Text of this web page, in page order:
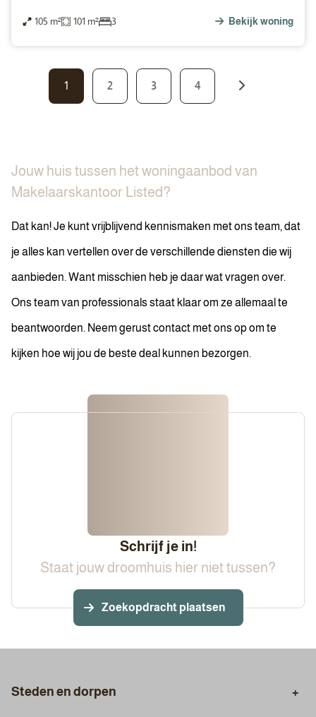
105 m² 101 m² 3 Bekijk woning
1 2 3 4
Jouw huis tussen het woningaanbod van
Makelaarskantoor Listed?
Dat kan! Je kunt vrijblijvend kennismaken met ons team, dat
je alles kan vertellen over de verschillende diensten die wij
aanbieden. Want misschien heb je daar wat vragen over.
Ons team van professionals staat klaar om ze allemaal te
beantwoorden. Neem gerust contact met ons op om te
kijken hoe wij jou de beste deal kunnen bezorgen.
Schrijf je in!
Staat jouw droomhuis hier niet tussen?
Zoekopdracht plaatsen
Steden en dorpen